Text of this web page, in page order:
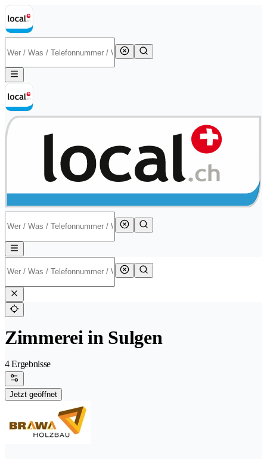
Zimmerei in Sulgen
4 Ergebnisse
Jetzt geöffnet